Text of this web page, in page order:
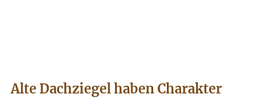
Alte Dachziegel haben Charakter